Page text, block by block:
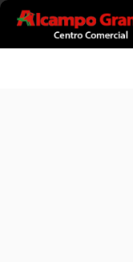
Ir al contenido principal